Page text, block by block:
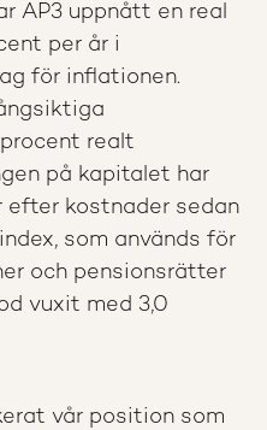
AP3 uppnått en real
per år i
för inflationen.
realt
på kapitalet har
efter kostnader sedan
som används för
och pensionsrätter
vuxit med 3,0
vår position som